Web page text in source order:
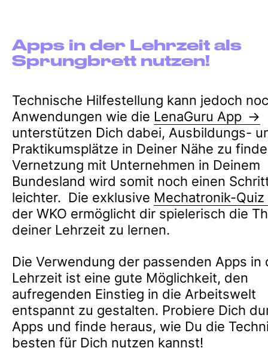
Apps in der Lehrzeit als
Sprungbrett nutzen!
Technische Hilfestellung kann jedoch
Anwendungen wie die LenaGuru App
unterstützen Dich dabei, Ausbildungs-
Praktikumsplätze in Deiner Nähe zu
Vernetzung mit Unternehmen in Deinem
Bundesland wird somit noch einen
leichter. Die exklusive Mechatronik-Quiz
der WKO ermöglicht dir spielerisch die
deiner Lehrzeit zu lernen.
Die Verwendung der passenden Apps in
Lehrzeit ist eine gute Möglichkeit, den
aufregenden Einstieg in die Arbeitswelt
entspannt zu gestalten. Probiere Dich
Apps und finde heraus, wie Du die
besten für Dich nutzen kannst!